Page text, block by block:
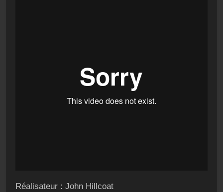
Réalisateur : John Hillcoat